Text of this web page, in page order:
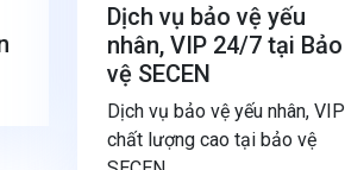
Dịch vụ bảo vệ yếu
nhân, VIP 24/7 tại Bảo
vệ SECEN
Dịch vụ bảo vệ yếu nhân, VIP
chất lượng cao tại bảo vệ